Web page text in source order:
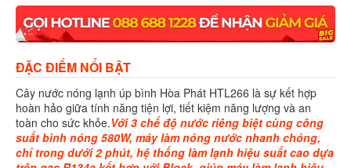
ĐẶC ĐIỂM NỔI BẬT
Cây nước nóng lạnh úp bình Hòa Phát HTL266 là sự kết hợp
hoàn hảo giữa tính năng tiện lợi, tiết kiệm năng lượng và an
toàn cho sức khỏe.Với 3 chế độ nước riêng biệt cùng công
suất bình nóng 580W, máy làm nóng nước nhanh chóng,
chỉ trong dưới 2 phút, hệ thống làm lạnh hiệu suất cao dựa